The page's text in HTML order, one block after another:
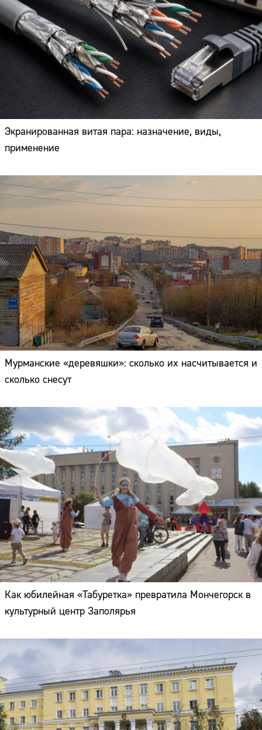
Экранированная витая пара: назначение, виды,
применение
Мурманские «деревяшки»: сколько их насчитывается и
сколько снесут
Как юбилейная «Табуретка» превратила Мончегорск в
культурный центр Заполярья